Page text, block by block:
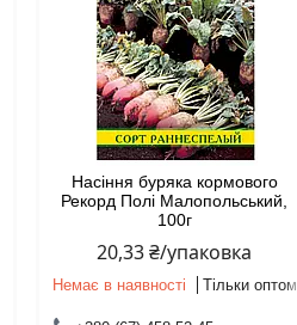
Насіння буряка кормового
Рекорд Полі Малопольський,
100г
20,33 ₴/упаковка
Немає в наявності Тільки оптом